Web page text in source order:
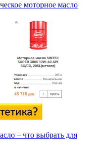
моторное масло
– что выбрать для